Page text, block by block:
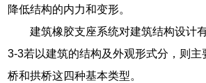
降低结构的内力和变形。
建筑橡胶支座系统对建筑结构设计
3-3若以建筑的结构及外观形式分，则主
桥和拱桥这四种基本类型。